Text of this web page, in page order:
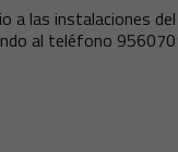
a las instalaciones
al teléfono